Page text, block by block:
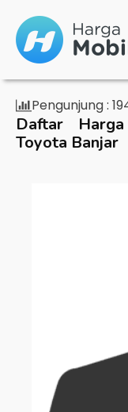
Pengunjung :
Daftar
Toyota Banjar